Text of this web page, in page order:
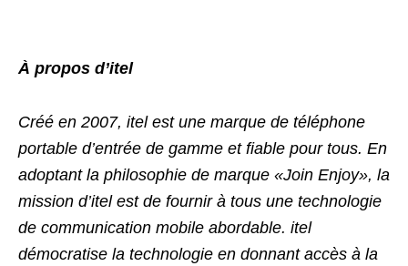
À propos d’itel
Créé en 2007, itel est une marque de téléphone
portable d’entrée de gamme et fiable pour tous. En
adoptant la philosophie de marque «Join Enjoy», la
mission d’itel est de fournir à tous une technologie
de communication mobile abordable. itel
démocratise la technologie en donnant accès à la